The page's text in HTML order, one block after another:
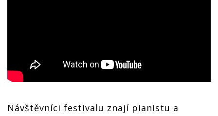
Návštěvníci festivalu znají pianistu a